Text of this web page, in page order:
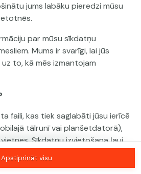
Pieslēgties
jums labāku pieredzi mūsu
par mūsu sīkdatņu
Mums ir svarīgi, lai jūs
to, kā mēs izmantojam
faili, kas tiek saglabāti jūsu ierīcē
tālrunī vai planšetdatorā),
Sīkdatņu izvietošana ļauj
kā jūs izmantojat mūsu
uzlabot jūsu pieredzi un
Apstiprināt visu